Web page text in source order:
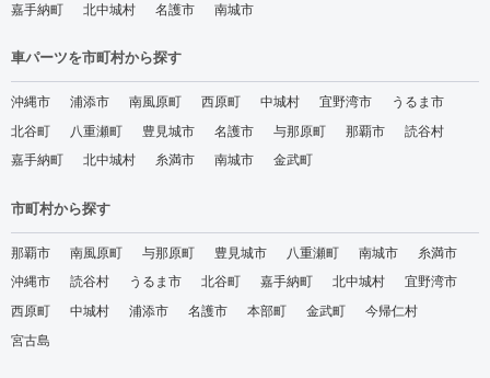
嘉手納町
北中城村 名護市 南城市
車パーツを市町村から探す
沖縄市 浦添市 南風原町 西原町 中城村 宜野湾市
うるま市
北谷町
八重瀬町 豊見城市 名護市 与那原町 那覇市
読谷村
嘉手納町
北中城村 糸満市 南城市 金武町
市町村から探す
那覇市 南風原町 与那原町 豊見城市 八重瀬町 南城市
糸満市
沖縄市
読谷村 うるま市 北谷町 嘉手納町 北中城村
宜野湾市
西原町
中城村 浦添市 名護市 本部町 金武町
今帰仁村
宮古島